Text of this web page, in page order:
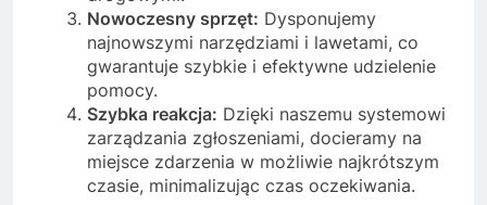
Nowoczesny sprzęt: Dysponujemy
najnowszymi narzędziami i lawetami, co
gwarantuje szybkie i efektywne udzielenie
pomocy.
Szybka reakcja: Dzięki naszemu systemowi
zarządzania zgłoszeniami, docieramy na
miejsce zdarzenia w możliwie najkrótszym
czasie, minimalizując czas oczekiwania.